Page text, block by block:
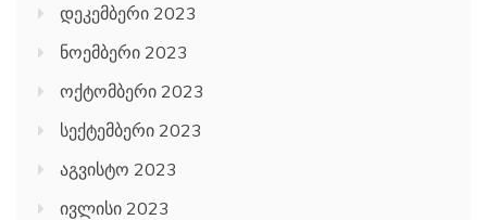
დეკემბერი 2023
ნოემბერი 2023
ოქტომბერი 2023
სექტემბერი 2023
აგვისტო 2023
ივლისი 2023